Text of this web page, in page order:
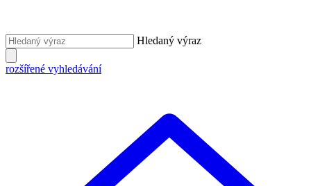
Hledaný výraz
rozšířené vyhledávání